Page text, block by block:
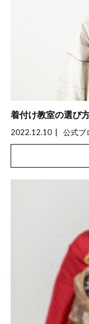
着付け教室の選び
2022.12.10
公式ブ